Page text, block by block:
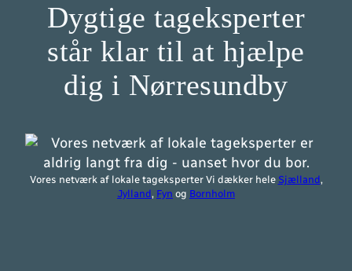
Dygtige tageksperter
står klar til at hjælpe
dig i Nørresundby
Vores netværk af lokale tageksperter Vi dækker hele Sjælland,
Jylland, Fyn og Bornholm